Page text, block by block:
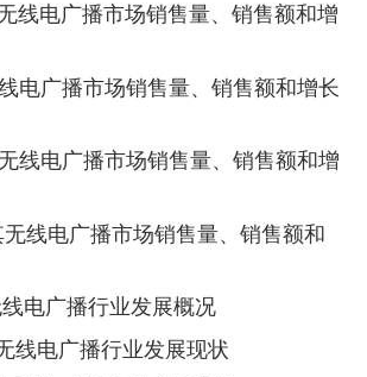
线电广播市场销售量、销售额和增
电广播市场销售量、销售额和增长
线电广播市场销售量、销售额和增
线电广播市场销售量、销售额和
电广播行业发展概况
线电广播行业发展现状